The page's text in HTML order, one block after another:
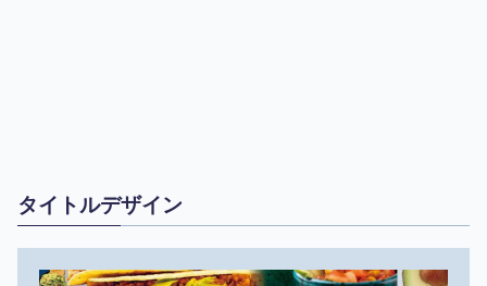
タイトルデザイン